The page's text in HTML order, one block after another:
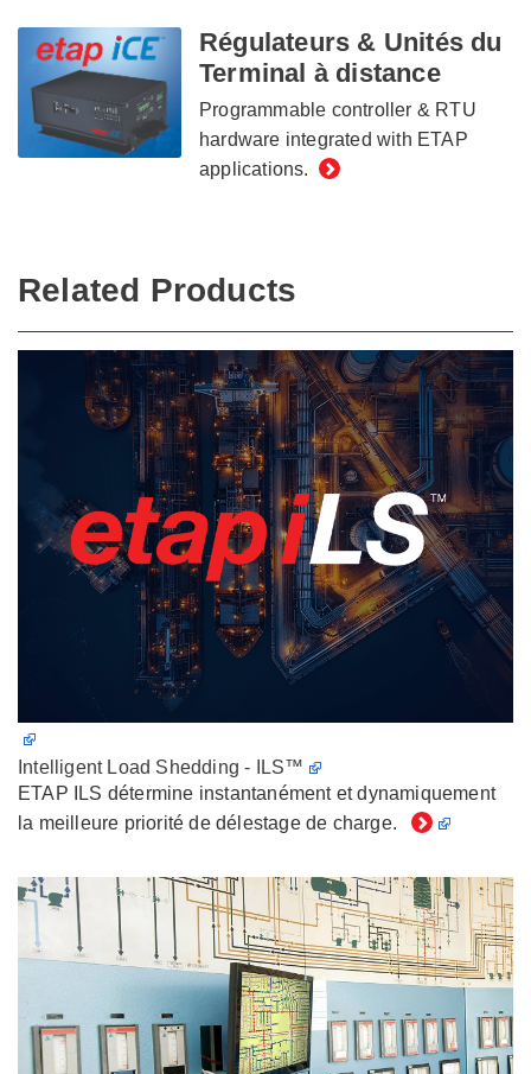
Régulateurs & Unités du
Terminal à distance
Programmable controller & RTU
hardware integrated with ETAP
applications.
Related Products
Intelligent Load Shedding - ILS™
ETAP ILS détermine instantanément et dynamiquement
la meilleure priorité de délestage de charge.